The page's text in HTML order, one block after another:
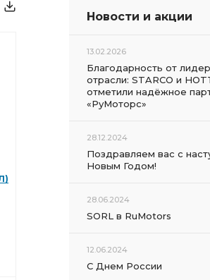
Новости и акции
13.02.2026
Благодарность от
отрасли: STARCO и
отметили надёжное
«РуМоторс»
28.12.2024
Поздравляем вас с
Новым Годом!
28.06.2024
SORL в RuMotors
12.06.2024
С Днем России